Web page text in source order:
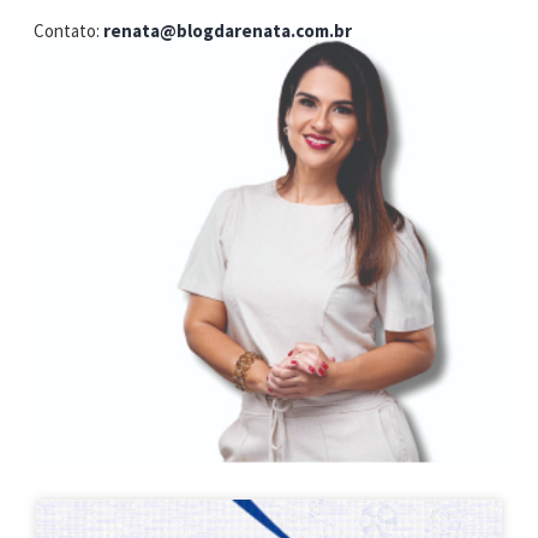
Contato: renata@blogdarenata.com.br